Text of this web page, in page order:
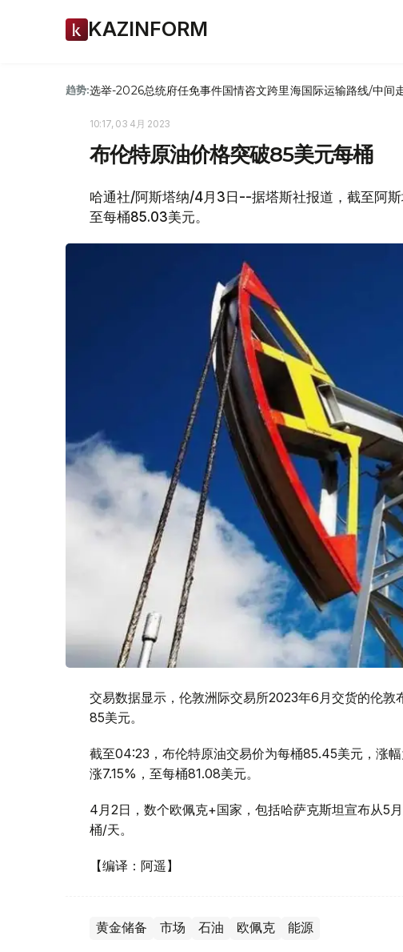
KAZINFORM
趋势:选举-2026总统府任免事件国情咨文跨里海国际运输路线/中间
10:17, 03 4月 2023
布伦特原油价格突破85美元每桶
哈通社/阿斯塔纳/4月3日--据塔斯社报道，截至阿
至每桶85.03美元。
交易数据显示，伦敦洲际交易所2023年6月交货的伦
85美元。
截至04:23，布伦特原油交易价为每桶85.45美元，涨
涨7.15%，至每桶81.08美元。
4月2日，数个欧佩克+国家，包括哈萨克斯坦宣布从5
桶/天。
【编译：阿遥】
黄金储备 市场 石油 欧佩克 能源